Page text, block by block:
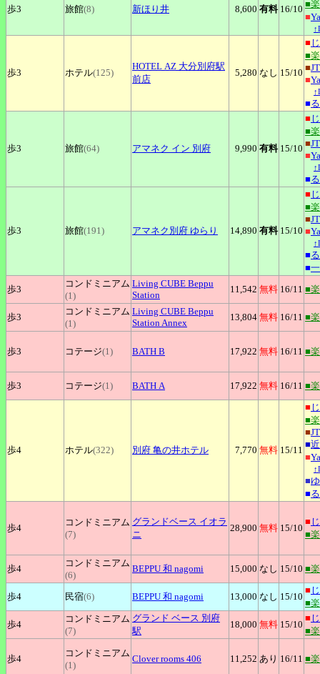
歩3 旅館(8) 新ほり井 8,600 有料 16/10 ■
■
歩3 ホテル(125)
HOTEL AZ 大分別府駅
前店
5,280 なし 15/10
■
■
■
■
■
歩3 旅館(64) アマネク イン 別府 9,990 有料 15/10
■
■
■
■
■
歩3 旅館(191) アマネク別府 ゆらり 14,890 有料 15/10
■
■
■
■
■
■
歩3
コンドミニアム
(1)
Living CUBE Beppu
Station
11,542 無料 16/11 ■
歩3
コンドミニアム
(1)
Living CUBE Beppu
Station Annex
13,804 無料 16/11 ■
歩3 コテージ(1) BATH B 17,922 無料 16/11 ■
歩3 コテージ(1) BATH A 17,922 無料 16/11 ■
歩4 ホテル(322) 別府 亀の井ホテル 7,770 無料 15/11
■
■
■
■
■
■
■
歩4
コンドミニアム
(7)
グランドベース イオラ
ニ
28,900 無料 15/10
■
■
歩4
コンドミニアム
(6)
BEPPU 和 nagomi 15,000 なし 15/10 ■
歩4 民宿(6) BEPPU 和 nagomi 13,000 なし 15/10
■
■
歩4
コンドミニアム
(7)
グランド ベース 別府
駅
18,000 無料 15/10
■
■
歩4
コンドミニアム
(1)
Cloverrooms 406 11,252 あり 16/11 ■